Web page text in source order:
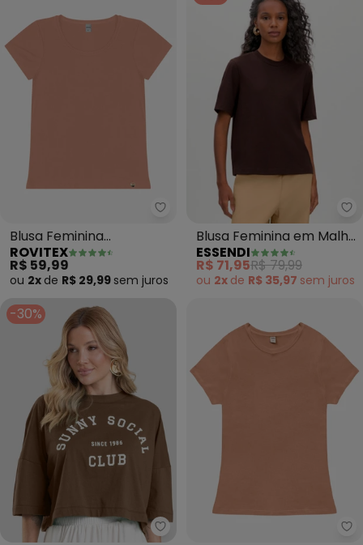
Rovitex - Blusa Feminina
Blusa Feminina
Viscotorcion Básica
(Marrom)
ROVITEX
R$ 59,99
ou 2x de R$ 29,99 sem juros
Blusa Feminina em Malha
Comfort (Marrom)
ESSENDI
R$ 71,95R$ 79,99
ou 2x de R$ 35,97 sem juros
-30%
Dianna - T- Shirt Feminina